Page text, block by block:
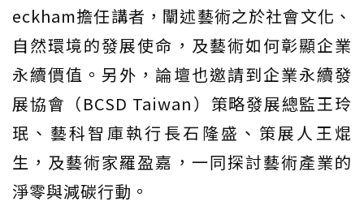
eckham擔任講者，闡述藝術之於社會文化、
自然環境的發展使命，及藝術如何彰顯企業
永續價值。另外，論壇也邀請到企業永續發
展協會（BCSD Taiwan）策略發展總監王玲
珉、藝科智庫執行長石隆盛、策展人王焜
生，及藝術家羅盈嘉，一同探討藝術產業的
淨零與減碳行動。